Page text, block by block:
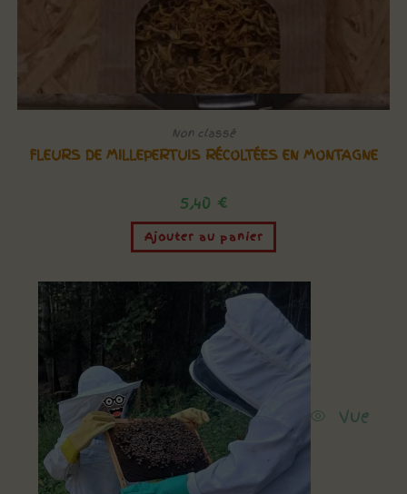
Vue rapide
Non classé
FLEURS DE MILLEPERTUIS RÉCOLTÉES EN MONTAGNE
5,40 €
Ajouter au panier
Vue